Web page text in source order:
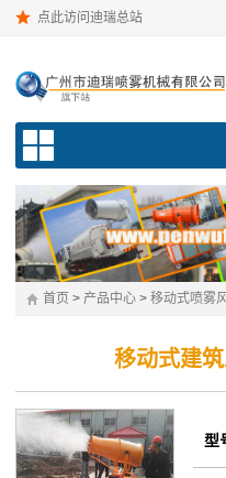
点此访问迪瑞总站
首页 > 产品中心 > 移动式喷雾
移动式建
型